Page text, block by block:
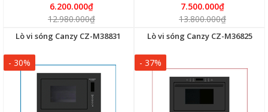
6.200.000₫
12.980.000₫
7.500.000₫
13.800.000₫
Lò vi sóng Canzy CZ-M38831
- 30%
Lò vi sóng Canzy CZ-M36825
- 37%